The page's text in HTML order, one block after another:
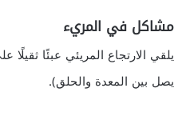
مشاكل في المريء
يلقي الارتجاع المريئي عبئًا
يصل بين المعدة والحلق).